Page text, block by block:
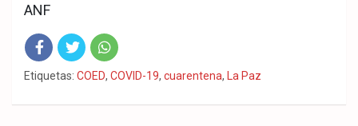
ANF
Fac
eb
Twit
ter
Wha
tsA
Etiquetas: COED, COVID-19, cuarentena, La Paz